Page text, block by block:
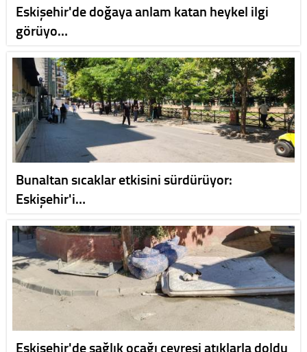
Eskişehir'de doğaya anlam katan heykel ilgi
görüyo…
Bunaltan sıcaklar etkisini sürdürüyor:
Eskişehir'i…
Eskişehir'de sağlık ocağı çevresi atıklarla doldu